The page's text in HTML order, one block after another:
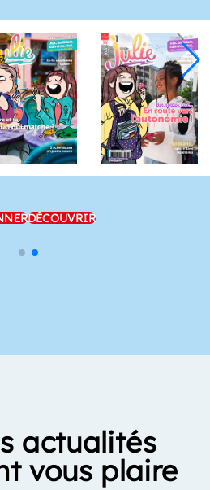
DÉCOUVRIR
actualités
vous plaire